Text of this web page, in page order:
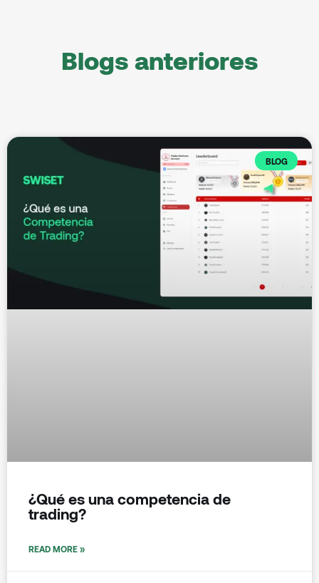
Blogs anteriores
BLOG
¿Qué es una competencia de
trading?
READ MORE »